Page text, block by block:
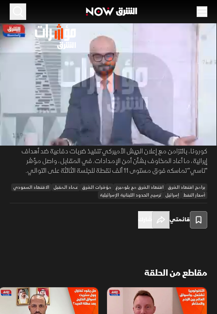
/
الموسم 2026
النفط يرتد بعد خسائر تاريخية.. وتاسي يتمسك
45:56 اقتصاد
تصاعدت حدة التوترات الجيوسياسية في الشرق الأوسط بعد إعلان رئيس الوزراء
الإسرائيلي توجيه الجيش لتنفيذ هجمات على أهداف في الضاحية الجنوبية
لبيروت. بينما ارتفعت أسعار النفط بعدما سجلت أكبر خسارة شهرية لها منذ جائحة
كورونا، بالتزامن مع إعلان الجيش الأميركي تنفيذ ضربات دفاعية ضد أهداف
إيرانية، ما أعاد المخاوف بشأن أمن الإمدادات. في المقابل، واصل مؤشر
"تاسي" تماسكه فوق مستوى 11 ألف نقطة للجلسة الثالثة على التوالي.
برامج اقتصاد الشرق اقتصاد الشرق مع بلومبرغ مؤشرات الشرق عماد المقبل
الاقتصاد السعودي
أسعار النفط
إسرائيل ترسيم الحدود اللبنانية الإسرائيلية
قائمتي
مقاطع من الحلقة